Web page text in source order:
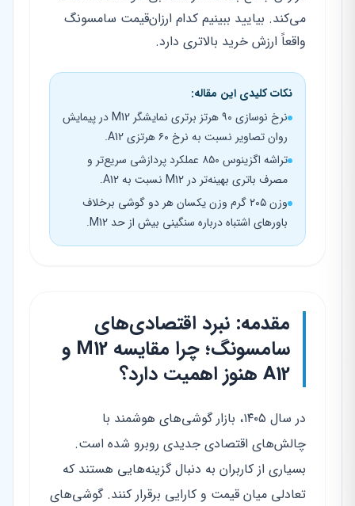
می‌کند. بیایید ببینیم کدام ارزان‌قیمت سامسونگ
واقعاً ارزش خرید بالاتری دارد.
نکات کلیدی این مقاله:
نرخ نوسازی ۹۰ هرتز برتری نمایشگر M12 در پیمایش
روان تصاویر نسبت به نرخ ۶۰ هرتزی A12.
تراشه اگزینوس ۸۵۰ عملکرد پردازشی سریع‌تر و
مصرف باتری بهینه‌تر در M12 نسبت به A12.
وزن ۲۰۵ گرم وزن یکسان هر دو گوشی برخلاف
باورهای اشتباه درباره سنگینی بیش از حد M12.
مقدمه: نبرد اقتصادی‌های
سامسونگ؛ چرا مقایسه M12 و
A12 هنوز اهمیت دارد؟
در سال ۱۴۰۵، بازار گوشی‌های هوشمند با
چالش‌های اقتصادی جدیدی روبرو شده است.
بسیاری از کاربران به دنبال گزینه‌هایی هستند که
تعادلی میان قیمت و کارایی برقرار کنند. گوشی‌های